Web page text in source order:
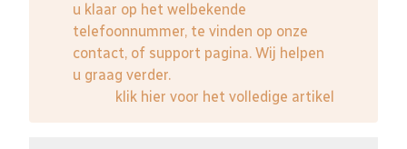
u klaar op het welbekende
telefoonnummer, te vinden op onze
contact, of support pagina. Wij helpen
u graag verder.
klik hier voor het volledige artikel